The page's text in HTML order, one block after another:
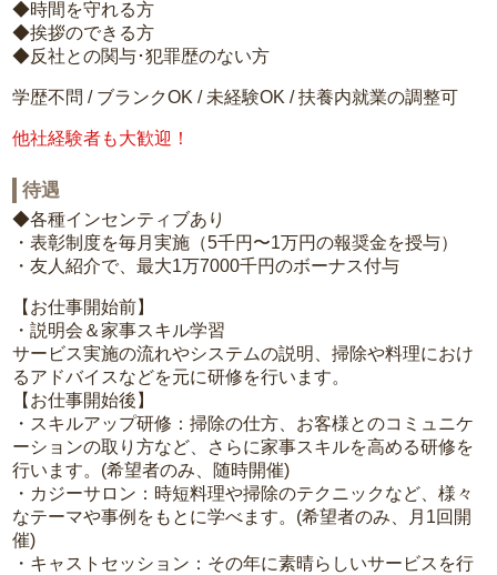
◆時間を守れる方
◆挨拶のできる方
◆反社との関与･犯罪歴のない方
学歴不問 / ブランクOK / 未経験OK / 扶養内就業の調整可
他社経験者も大歓迎！
待遇
◆各種インセンティブあり
・表彰制度を毎月実施（5千円〜1万円の報奨金を授与）
・友人紹介で、最大1万7000千円のボーナス付与
【お仕事開始前】
・説明会＆家事スキル学習
サービス実施の流れやシステムの説明、掃除や料理におけ
るアドバイスなどを元に研修を行います。
【お仕事開始後】
・スキルアップ研修：掃除の仕方、お客様とのコミュニケ
ーションの取り方など、さらに家事スキルを高める研修を
行います。(希望者のみ、随時開催)
・カジーサロン：時短料理や掃除のテクニックなど、様々
なテーマや事例をもとに学べます。(希望者のみ、月1回開
催)
・キャストセッション：その年に素晴らしいサービスを行